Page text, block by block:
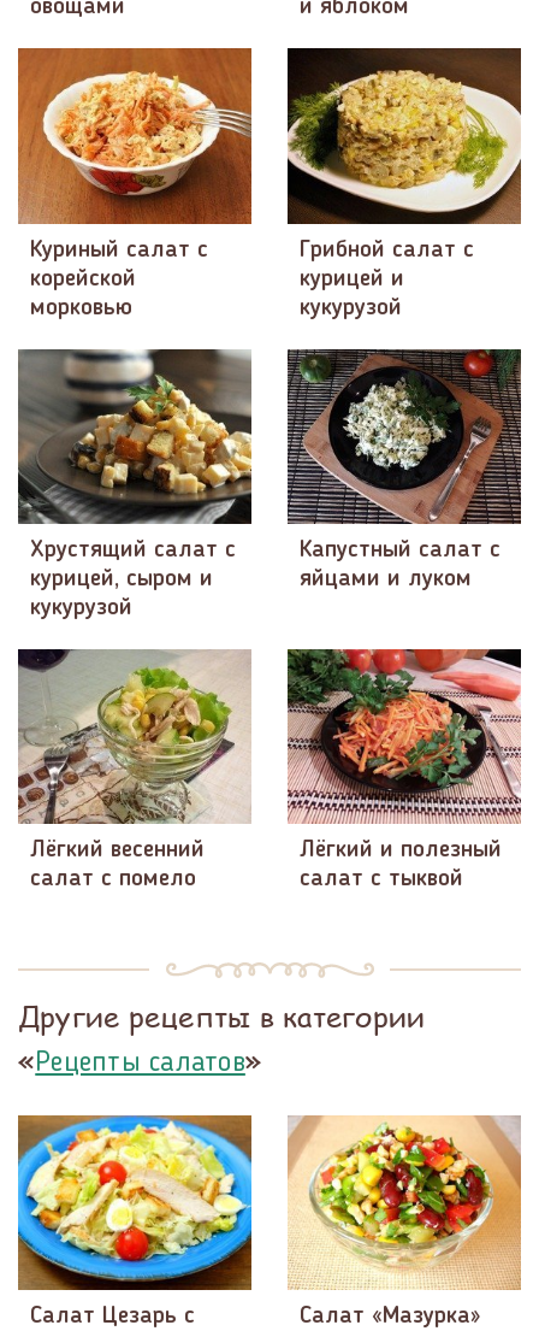
овощами и яблоком
Куриный салат с
корейской
морковью
Грибной салат с
курицей и
кукурузой
Хрустящий салат с
курицей, сыром и
кукурузой
Капустный салат с
яйцами и луком
Лёгкий весенний
салат с помело
Лёгкий и полезный
салат с тыквой
Другие рецепты в категории
«Рецепты салатов»
Салат Цезарь с
Салат «Мазурка»